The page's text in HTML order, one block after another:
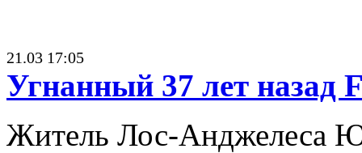
21.03 17:05
Угнанный 37 лет назад
Житель Лос-Анджелеса